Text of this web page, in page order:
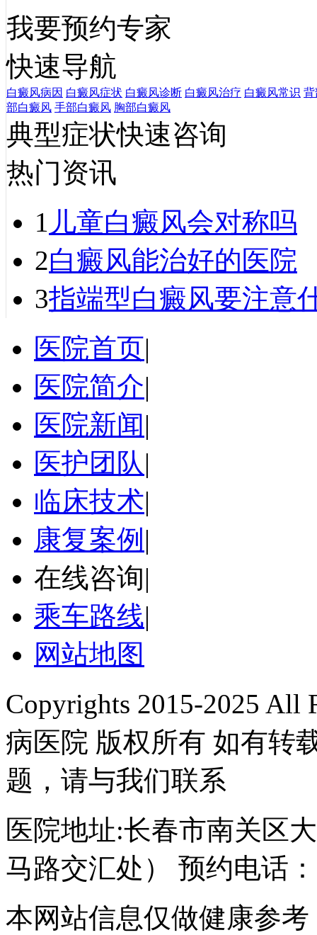
我要预约专家
快速导航
白癜风病因 白癜风症状 白癜风诊断 白癜风治疗 白癜风常识 背
部白癜风 手部白癜风 胸部白癜风
典型症状快速咨询
热门资讯
1 儿童白癜风会对称吗
2白癜风能治好的医院
3指端型白癜风要注意
医院首页|
医院简介|
医院新闻|
医护团队|
临床技术|
康复案例 |
在线咨询|
乘车路线|
网站地图
Copyrights 2015-2025 All
病医院 版权所有 如有转
题，请与我们联系
医院地址:长春市南关区
马路交汇处） 预约电话
本网站信息仅做健康参